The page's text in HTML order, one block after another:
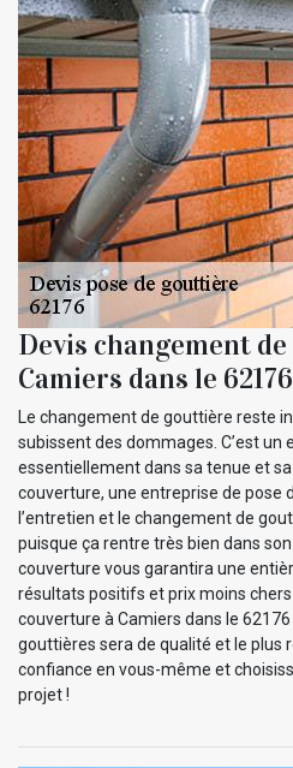
Devis changement
Camiers dans le
Le changement de gouttière reste
subissent des dommages. C’est un
essentiellement dans sa tenue et
couverture, une entreprise de pose
l’entretien et le changement de
puisque ça rentre très bien dans
couverture vous garantira une
résultats positifs et prix moins
couverture à Camiers dans le
gouttières sera de qualité et le plus
confiance en vous-même et
projet !